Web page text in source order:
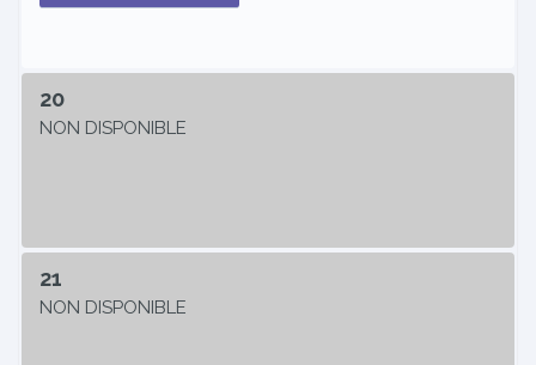
20
NON DISPONIBLE
21
NON DISPONIBLE